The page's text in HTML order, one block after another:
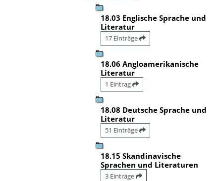
18.03 Englische Sprache und
Literatur
17 Einträge
18.06 Angloamerikanische
Literatur
1 Eintrag
18.08 Deutsche Sprache und
Literatur
51 Einträge
18.15 Skandinavische
Sprachen und Literaturen
3 Einträge